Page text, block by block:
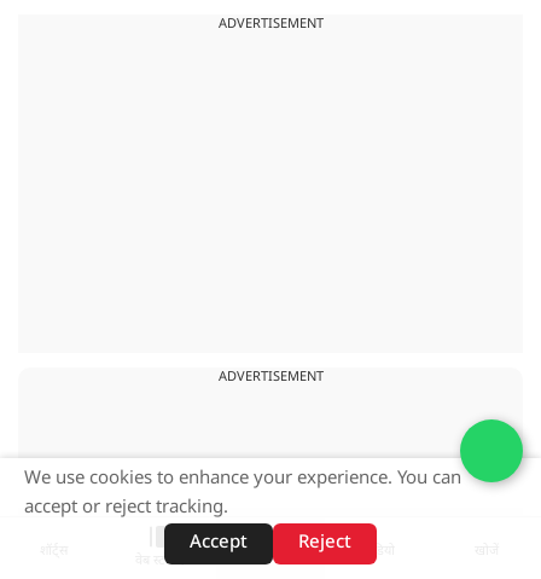
ADVERTISEMENT
ADVERTISEMENT
वेब स्टोरीज़
We use cookies to enhance your experience. You can
accept or reject tracking.
Accept
Reject